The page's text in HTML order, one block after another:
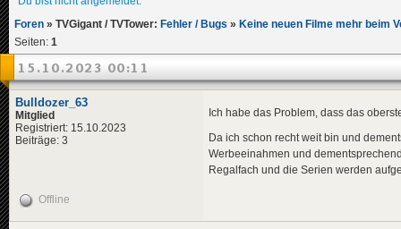
Foren » TVGigant / TVTower: Fehler / Bugs » Keine neuen Filme mehr beim
Seiten: 1
15.10.2023 00:11
Bulldozer_63
Mitglied
Registriert: 15.10.2023
Beiträge: 3
Ich habe das Problem, dass das
Da ich schon recht weit bin und
Werbeeinahmen und
Regalfach und die Serien werden
Offline